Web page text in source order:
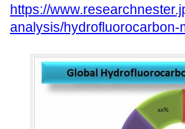
https://
analysis/hydrofluorocarbon-